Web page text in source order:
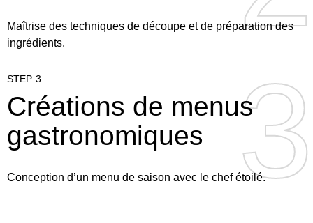
Maîtrise des techniques de découpe et de préparation des
ingrédients.
3
3
STEP 3
Créations de menus
gastronomiques
Conception d’un menu de saison avec le chef étoilé.